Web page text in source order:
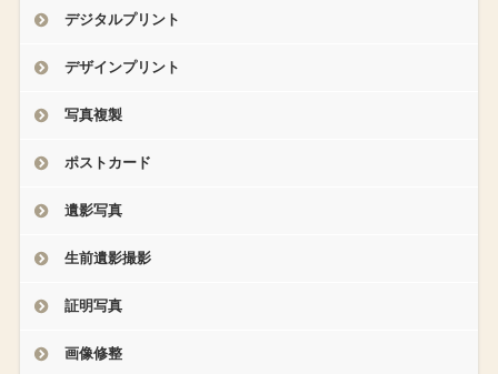
デジタルプリント
デザインプリント
写真複製
ポストカード
遺影写真
生前遺影撮影
証明写真
画像修整